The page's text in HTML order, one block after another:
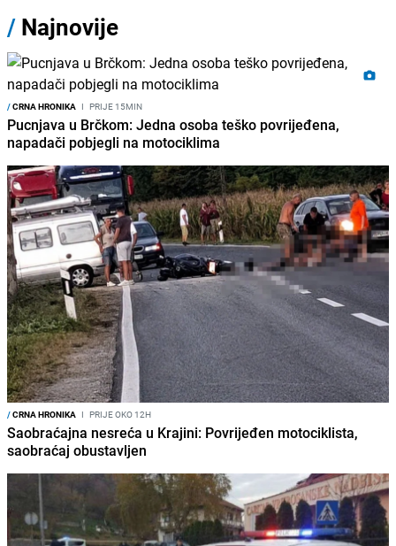
/ Najnovije
/CRNA HRONIKA I PRIJE 15MIN
Pucnjava u Brčkom: Jedna osoba teško povrijeđena,
napadači pobjegli na motociklima
/CRNA HRONIKA I PRIJE OKO 12H
Saobraćajna nesreća u Krajini: Povrijeđen motociklista,
saobraćaj obustavljen